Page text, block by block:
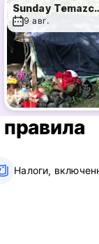
может провести
включена
мест, либо
белье в
о случайных
за
– первое
Sunday
9 авг.
Налоги,